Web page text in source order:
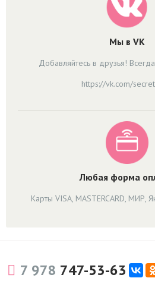
Мы в VK
Добавляйтесь в друзья!
https://vk.com/
Любая форма
Карты VISA, MASTERCARD, МИР,
7 978 747-53-63